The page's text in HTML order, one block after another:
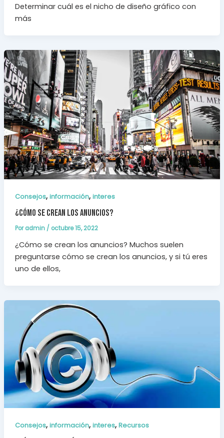
Determinar cuál es el nicho de diseño gráfico con
más
Consejos, información, interes
¿Cómo se crean los anuncios?
Poradmin / octubre 15, 2022
¿Cómo se crean los anuncios? Muchos suelen
preguntarse cómo se crean los anuncios, y si tú eres
uno de ellos,
Consejos, información, interes, Recursos